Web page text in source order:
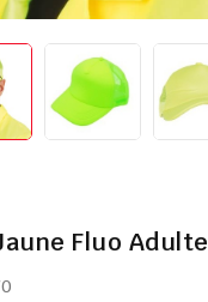
Fluo Adulte